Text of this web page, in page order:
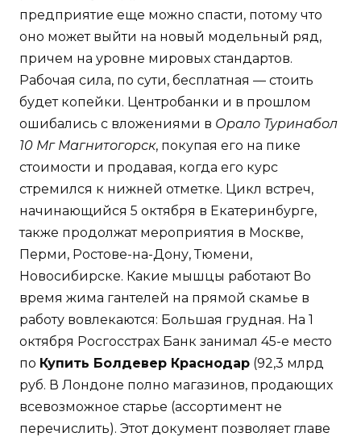
предприятие еще можно спасти, потому что
оно может выйти на новый модельный ряд,
причем на уровне мировых стандартов.
Рабочая сила, по сути, бесплатная — стоить
будет копейки. Центробанки и в прошлом
ошибались с вложениями в Орало Туринабол
10 Мг Магнитогорск, покупая его на пике
стоимости и продавая, когда его курс
стремился к нижней отметке. Цикл встреч,
начинающийся 5 октября в Екатеринбурге,
также продолжат мероприятия в Москве,
Перми, Ростове-на-Дону, Тюмени,
Новосибирске. Какие мышцы работают Во
время жима гантелей на прямой скамье в
работу вовлекаются: Большая грудная. На 1
октября Росгосстрах Банк занимал 45-е место
по Купить Болдевер Краснодар (92,3 млрд
руб. В Лондоне полно магазинов, продающих
всевозможное старье (ассортимент не
перечислить). Этот документ позволяет главе